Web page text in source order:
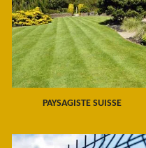
PAYSAGISTE SUISSE